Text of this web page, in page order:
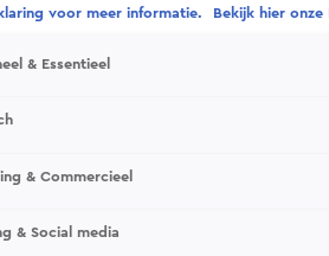
Deze video is niet beschikbaar
voor meer informatie.
Bekijk hier onze
& Essentieel
& Commercieel
& Social media